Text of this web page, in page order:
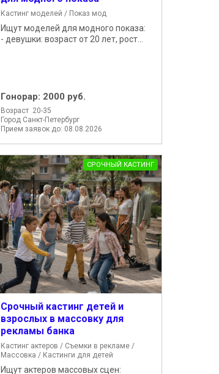
Кастинг моделей / Показ мод
Ищут моделей для модного показа:
- девушки: возраст от 20 лет, рост...
Гонорар: 2000 руб.
Возраст 20-35
Город Санкт-Петербург
Прием заявок до: 08.08.2026
СРОЧНЫЙ КАСТИНГ
Срочный кастинг детей и
взрослых в массовку для
рекламы банка
Кастинг актеров / Съемки в рекламе /
Массовка / Кастинги для детей
Ищут актеров массовых сцен: